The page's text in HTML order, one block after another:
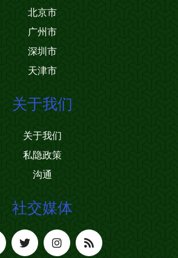
北京市
广州市
深圳市
天津市
关于我们
关于我们
私隐政策
沟通
社交媒体